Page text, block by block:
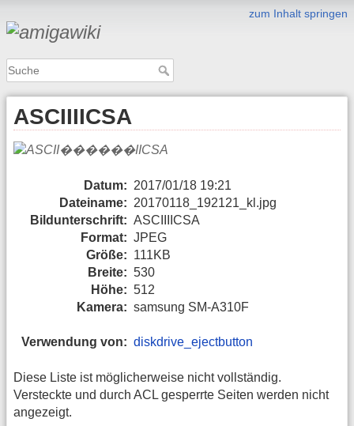
zum Inhalt springen
ASCIIIICSA
Datum: 2017/01/18 19:21
Dateiname: 20170118_192121_kl.jpg
Bildunterschrift: ASCIIIICSA
Format: JPEG
Größe: 111KB
Breite: 530
Höhe: 512
Kamera: samsung SM-A310F
Verwendung von: diskdrive_ejectbutton
Diese Liste ist möglicherweise nicht vollständig.
Versteckte und durch ACL gesperrte Seiten werden nicht
angezeigt.